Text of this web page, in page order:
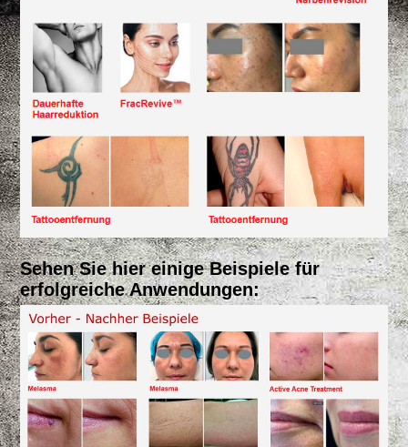
Sehen Sie hier einige Beispiele für
erfolgreiche Anwendungen: